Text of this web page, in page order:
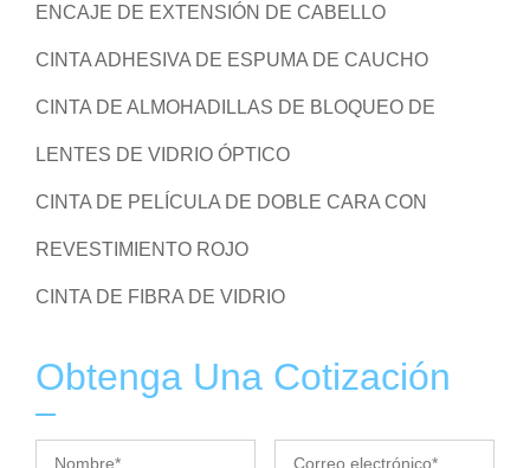
ENCAJE DE EXTENSIÓN DE CABELLO
CINTA ADHESIVA DE ESPUMA DE CAUCHO
CINTA DE ALMOHADILLAS DE BLOQUEO DE
LENTES DE VIDRIO ÓPTICO
CINTA DE PELÍCULA DE DOBLE CARA CON
REVESTIMIENTO ROJO
CINTA DE FIBRA DE VIDRIO
Obtenga Una Cotización